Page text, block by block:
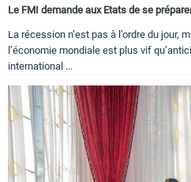
Le FMI demande aux Etats de se
La récession n’est pas à l’ordre du jour,
l’économie mondiale est plus vif
international ...